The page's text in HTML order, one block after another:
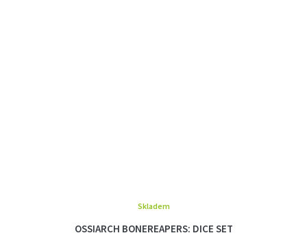
OSSIARCH BONEREAPERS: DICE SET
Skladem